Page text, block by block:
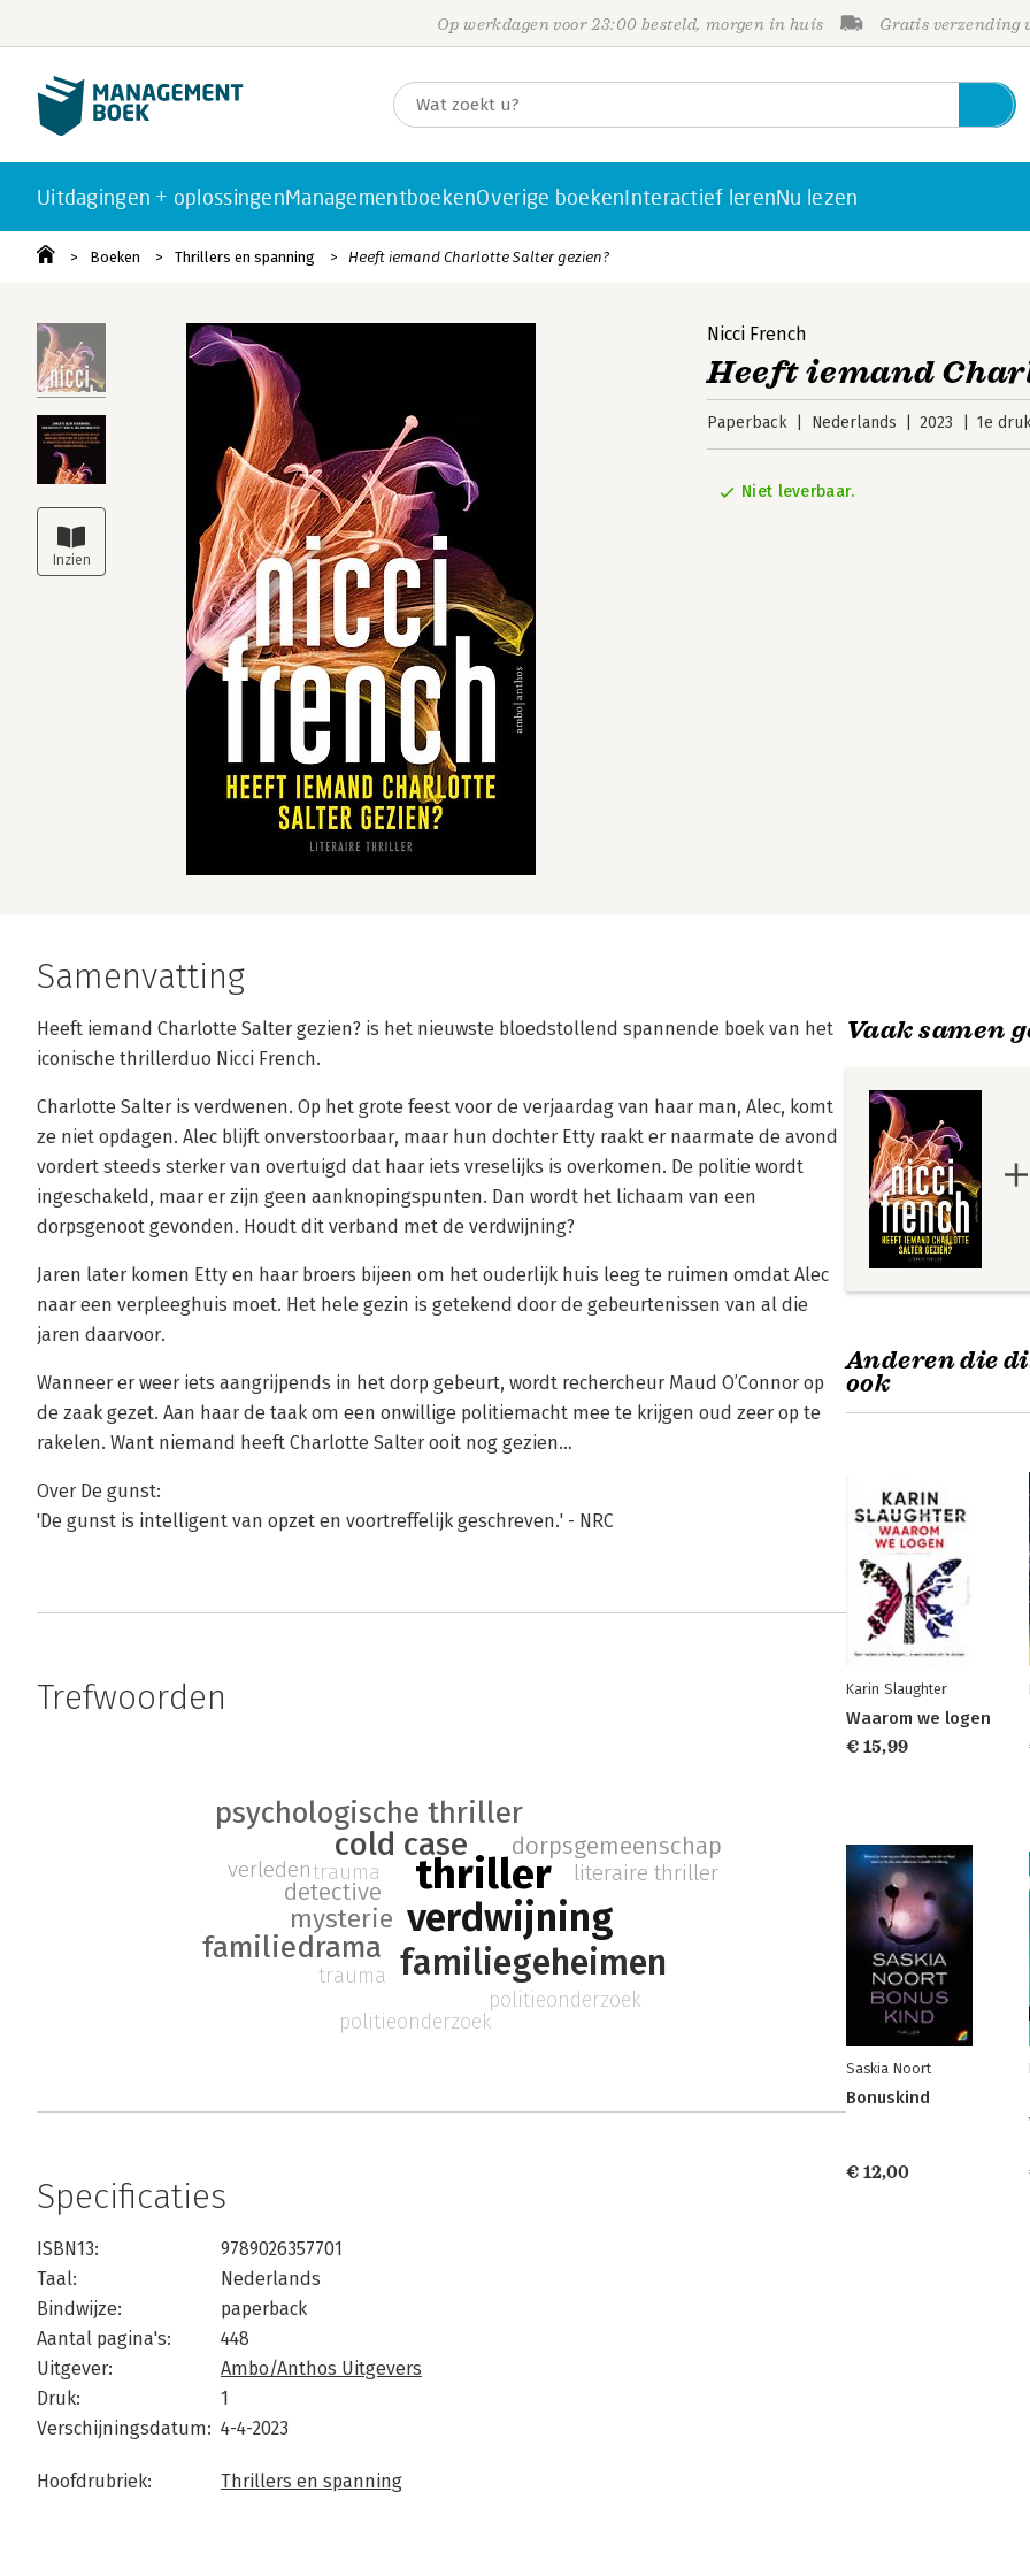
Op werkdagen voor 23:00 besteld, morgen in huis Gratis verzending
Uitdagingen + oplossingenManagementboekenOverige boekenInteractief lerenNu lezen
Boeken Thrillers en spanning Heeft iemand Charlotte Salter gezien?
Nicci French
Heeft iemand
Paperback Nederlands 2023 1e
Niet leverbaar.
Samenvatting
Heeft iemand Charlotte Salter gezien? is het nieuwste bloedstollend spannende boek van het
iconische thrillerduo Nicci French.
Charlotte Salter is verdwenen. Op het grote feest voor de verjaardag van haar man, Alec, komt
ze niet opdagen. Alec blijft onverstoorbaar, maar hun dochter Etty raakt er naarmate de avond
vordert steeds sterker van overtuigd dat haar iets vreselijks is overkomen. De politie wordt
ingeschakeld, maar er zijn geen aanknopingspunten. Dan wordt het lichaam van een
dorpsgenoot gevonden. Houdt dit verband met de verdwijning?
Jaren later komen Etty en haar broers bijeen om het ouderlijk huis leeg te ruimen omdat Alec
naar een verpleeghuis moet. Het hele gezin is getekend door de gebeurtenissen van al die
jaren daarvoor.
Wanneer er weer iets aangrijpends in het dorp gebeurt, wordt rechercheur Maud O’Connor op
de zaak gezet. Aan haar de taak om een onwillige politiemacht mee te krijgen oud zeer op te
rakelen. Want niemand heeft Charlotte Salter ooit nog gezien…
Over De gunst:
'De gunst is intelligent van opzet en voortreffelijk geschreven.' - NRC
Trefwoorden
thriller
verdwijning
familiegeheimen
cold case
familiedrama
psychologische thriller
mysterie
detective
dorpsgemeenschap
verleden literaire thriller
trauma
politieonderzoek
trauma
politieonderzoek
Specificaties
ISBN13:
9789026357701
Taal:
Nederlands
Bindwijze:
paperback
Aantal pagina's:
448
Uitgever:
Ambo/Anthos Uitgevers
Druk:
1
Verschijningsdatum: 4-4-2023
Hoofdrubriek: Thrillers en spanning
Vaak samen
Anderen die
ook
Karin Slaughter
Waarom we logen
€ 15,99
Saskia Noort
Bonuskind
€ 12,00